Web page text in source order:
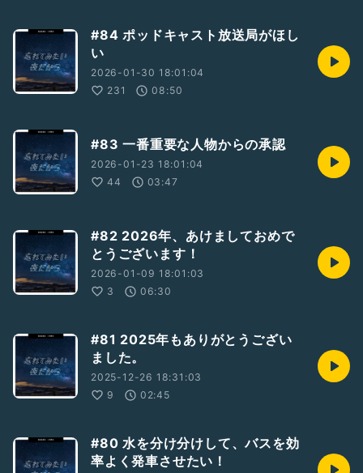
#84 ポッドキャスト放送局がほし
い
2026-01-30 18:01:04
231
08:50
#83 一番重要な人物からの承認
2026-01-23 18:01:04
44
03:47
#82 2026年、あけましておめで
とうございます！
2026-01-09 18:01:03
3
06:30
#81 2025年もありがとうござい
ました。
2025-12-26 18:31:03
9
02:45
#80 水を分け分けして、バスを効
率よく発車させたい！